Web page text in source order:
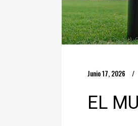
Junio 17, 2026
EL